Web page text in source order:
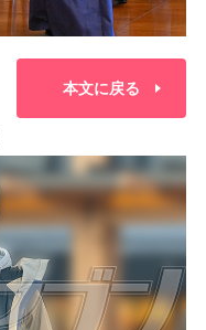
本文に戻る